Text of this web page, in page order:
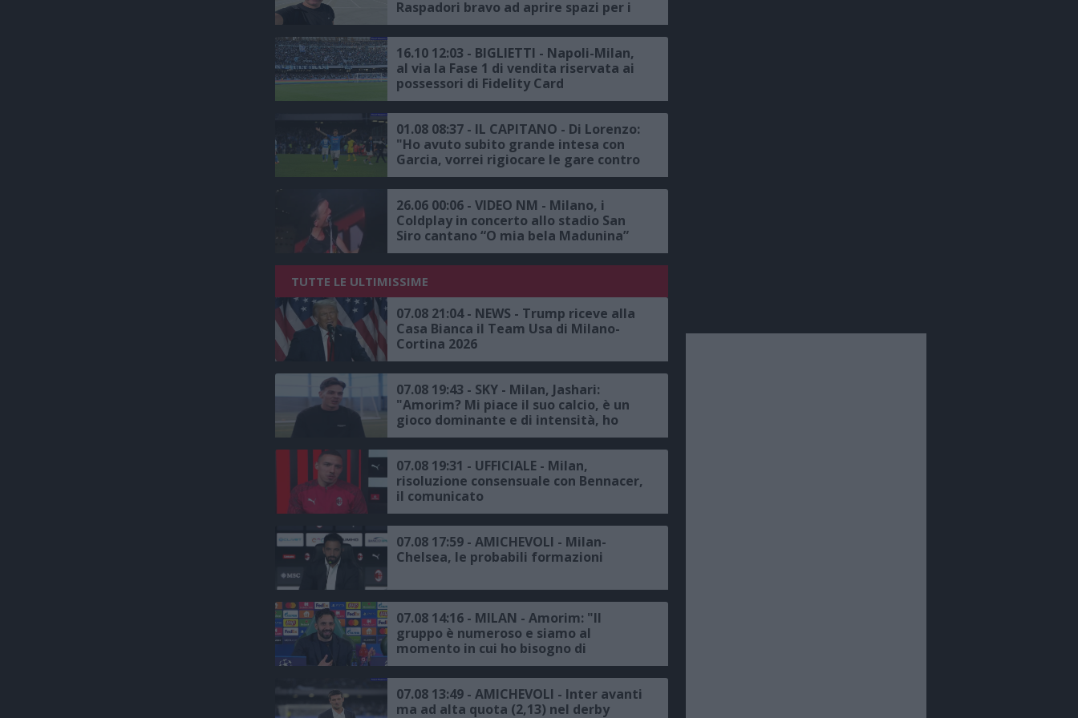
Raspadori bravo ad aprire spazi per i
compagni, Kvara straordinario, ora
serve continuità contro Union e
Milan"
16.10 12:03 - BIGLIETTI - Napoli-Milan,
al via la Fase 1 di vendita riservata ai
possessori di Fidelity Card
01.08 08:37 - IL CAPITANO - Di Lorenzo:
"Ho avuto subito grande intesa con
Garcia, vorrei rigiocare le gare contro
il Milan, dopo la vittoria contro la
Roma abbiamo capito che avremmo
vinto lo Scudetto, campionato o
Champions League? Tutti e due"
26.06 00:06 - VIDEO NM - Milano, i
Coldplay in concerto allo stadio San
Siro cantano “O mia bela Madunina”
TUTTE LE ULTIMISSIME
07.08 21:04 - NEWS - Trump riceve alla
Casa Bianca il Team Usa di Milano-
Cortina 2026
07.08 19:43 - SKY - Milan, Jashari:
"Amorim? Mi piace il suo calcio, è un
gioco dominante e di intensità, ho
grande rispetto per il mister"
07.08 19:31 - UFFICIALE - Milan,
risoluzione consensuale con Bennacer,
il comunicato
07.08 17:59 - AMICHEVOLI - Milan-
Chelsea, le probabili formazioni
07.08 14:16 - MILAN - Amorim: "Il
gruppo è numeroso e siamo al
momento in cui ho bisogno di
raccogliere le informazioni per fare le
scelte giuste"
07.08 13:49 - AMICHEVOLI - Inter avanti
ma ad alta quota (2,13) nel derby